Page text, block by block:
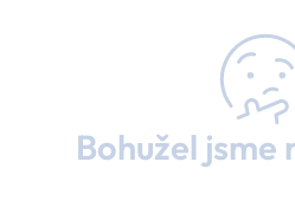
Bohužel jsme